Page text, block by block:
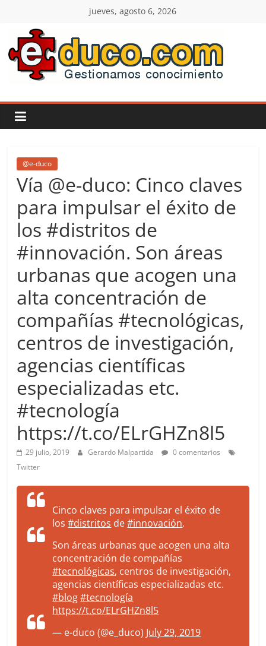
contenido
jueves, agosto 6, 2026
E-
duco:
Gestión
del
Conocimiento
Learn
more.
Do
more.
more.
@e-duco
Vía @e-duco: Cinco claves
para impulsar el éxito de
los #distritos de
#innovación. Son áreas
urbanas que acogen una
alta concentración de
compañías #tecnológicas,
centros de investigación,
agencias científicas
especializadas etc.
#tecnología
https://t.co/ELrGHZn8l5
29 julio, 2019 Gerardo Malpartida
0 comentarios
Twitter
Cinco claves para impulsar el éxito de
los#distritos de#innovación.
Son áreas urbanas que acogen una alta
concentración de compañías
#tecnológicas, centros de investigación,
agencias científicas especializadas etc.
#blog #tecnología
https://t.co/ELrGHZn8l5
— e-duco (@e_duco) July 29, 2019